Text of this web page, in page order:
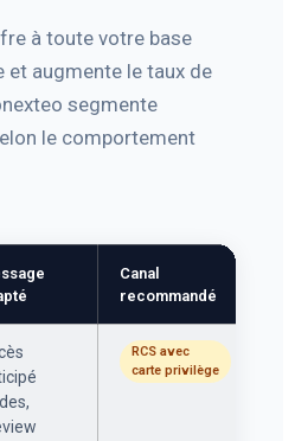
à toute votre base
et augmente le taux de
segmente
le comportement
Canal
recommandé
RCS avec
carte privilège